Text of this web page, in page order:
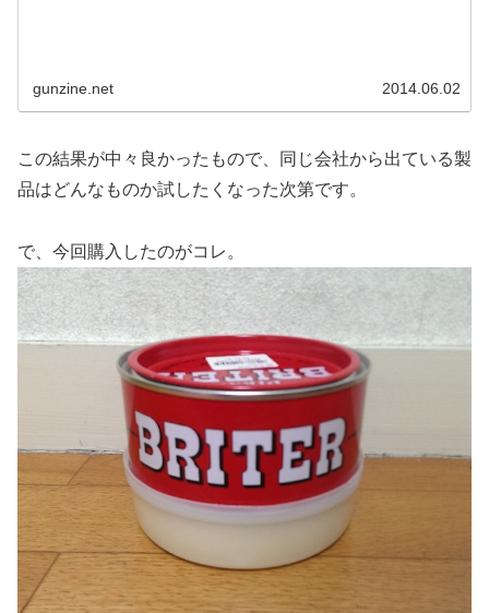
gunzine.net 2014.06.02
この結果が中々良かったもので、同じ会社から出ている製
品はどんなものか試したくなった次第です。
で、今回購入したのがコレ。